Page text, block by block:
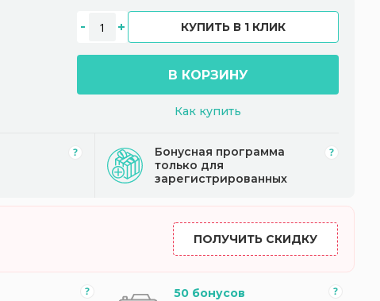
КУПИТЬ В 1 КЛИК
В КОРЗИНУ
Как купить
Бонусная программа
только для
зарегистрированных
ПОЛУЧИТЬ СКИДКУ
50 бонусов